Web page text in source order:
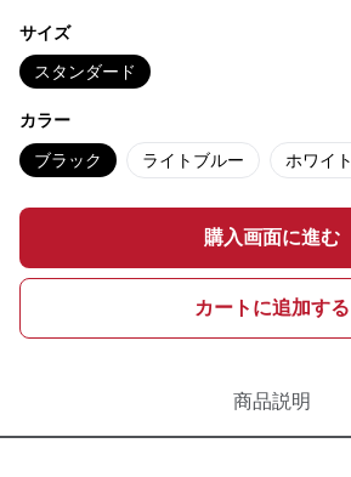
サイズ
スタンダード
カラー
ブラック ライトブルー ホワイト
購入画面に進む
カートに追加する
商品説明